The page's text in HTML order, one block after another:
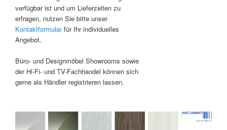
verfügbar ist und um Lieferzeiten zu
erfragen, nutzen Sie bitte unser
Kontaktformularfür Ihr individuelles
Angebot.
Büro- und Designmöbel Showrooms sowie
der Hi-Fi- und TV-Fachhandel können sich
gerne als Händler registrieren lassen.